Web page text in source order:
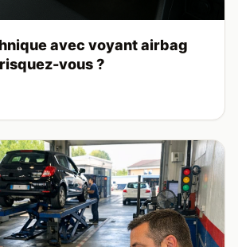
avec voyant airbag
vous ?